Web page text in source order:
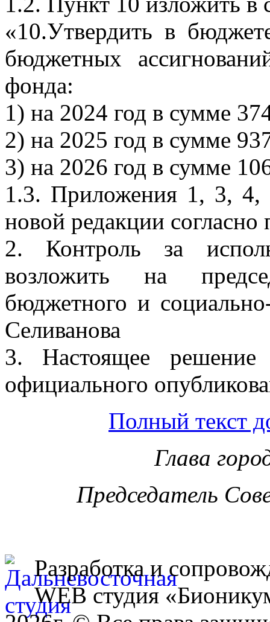
«10.Утвердить в
бюджетных
фонда:
1) на 2024 год в сумме
2) на 2025 год в сумме
3) на 2026 год в сумме
1.3. Приложения 1, 3,
новой редакции
2. Контроль за
возложить на
бюджетного и
Селиванова
3. Настоящее
официального
Полный текст
Глава
Председатель
Разработка и
WEB студия